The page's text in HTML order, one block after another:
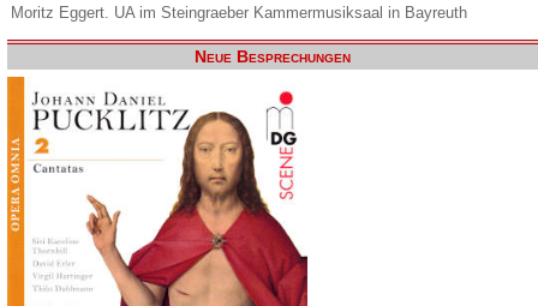
Moritz Eggert. UA im Steingraeber Kammermusiksaal in Bayreuth
Neue Besprechungen